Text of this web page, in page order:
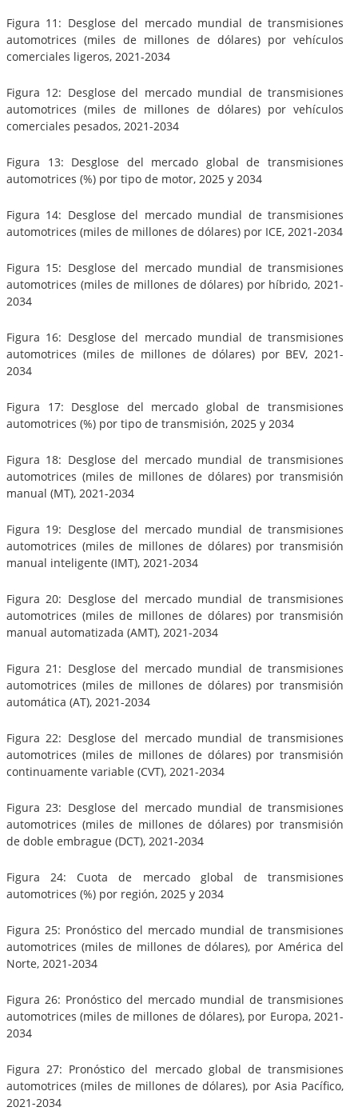
Figura 11: Desglose del mercado mundial de transmisiones
automotrices (miles de millones de dólares) por vehículos
comerciales ligeros, 2021-2034
Figura 12: Desglose del mercado mundial de transmisiones
automotrices (miles de millones de dólares) por vehículos
comerciales pesados, 2021-2034
Figura 13: Desglose del mercado global de transmisiones
automotrices (%) por tipo de motor, 2025 y 2034
Figura 14: Desglose del mercado mundial de transmisiones
automotrices (miles de millones de dólares) por ICE, 2021-2034
Figura 15: Desglose del mercado mundial de transmisiones
automotrices (miles de millones de dólares) por híbrido, 2021-
2034
Figura 16: Desglose del mercado mundial de transmisiones
automotrices (miles de millones de dólares) por BEV, 2021-
2034
Figura 17: Desglose del mercado global de transmisiones
automotrices (%) por tipo de transmisión, 2025 y 2034
Figura 18: Desglose del mercado mundial de transmisiones
automotrices (miles de millones de dólares) por transmisión
manual (MT), 2021-2034
Figura 19: Desglose del mercado mundial de transmisiones
automotrices (miles de millones de dólares) por transmisión
manual inteligente (IMT), 2021-2034
Figura 20: Desglose del mercado mundial de transmisiones
automotrices (miles de millones de dólares) por transmisión
manual automatizada (AMT), 2021-2034
Figura 21: Desglose del mercado mundial de transmisiones
automotrices (miles de millones de dólares) por transmisión
automática (AT), 2021-2034
Figura 22: Desglose del mercado mundial de transmisiones
automotrices (miles de millones de dólares) por transmisión
continuamente variable (CVT), 2021-2034
Figura 23: Desglose del mercado mundial de transmisiones
automotrices (miles de millones de dólares) por transmisión
de doble embrague (DCT), 2021-2034
Figura 24: Cuota de mercado global de transmisiones
automotrices (%) por región, 2025 y 2034
Figura 25: Pronóstico del mercado mundial de transmisiones
automotrices (miles de millones de dólares), por América del
Norte, 2021-2034
Figura 26: Pronóstico del mercado mundial de transmisiones
automotrices (miles de millones de dólares), por Europa, 2021-
2034
Figura 27: Pronóstico del mercado global de transmisiones
automotrices (miles de millones de dólares), por Asia Pacífico,
2021-2034